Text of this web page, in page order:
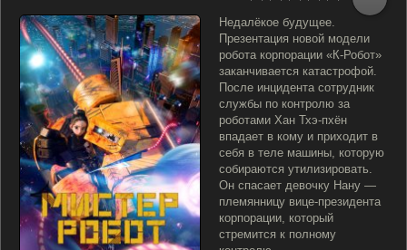
Недалёкое будущее.
Презентация новой модели
робота корпорации «К-Робот»
заканчивается катастрофой.
После инцидента сотрудник
службы по контролю за
роботами Хан Тхэ-пхён
впадает в кому и приходит в
себя в теле машины, которую
собираются утилизировать.
Он спасает девочку Нану —
племянницу вице-президента
корпорации, который
стремится к полному